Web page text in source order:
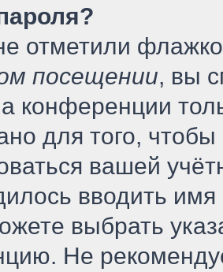
отметили
посещении, вы
конференции
для того, чтобы
вашей
вводить
выбрать
Не